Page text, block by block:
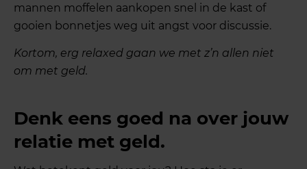
mannen moffelen aankopen snel in de kast of
gooien bonnetjes weg uit angst voor discussie.
Kortom, erg relaxed gaan we met z’n allen niet
om met geld.
Denk eens goed na over jouw
relatie met geld.